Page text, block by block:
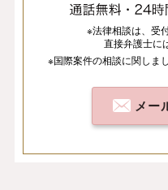
※法律相談は、 受
直接弁護士に
※国際案件の相談に関しま
メー